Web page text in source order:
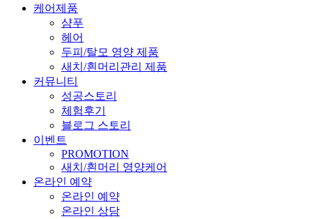
케어제품
샴푸
헤어
두피/탈모 영양 제품
새치/흰머리관리 제품
커뮤니티
성공스토리
체험후기
블로그 스토리
이벤트
PROMOTION
새치/흰머리 영양케어
온라인 예약
온라인 예약
온라인 상담